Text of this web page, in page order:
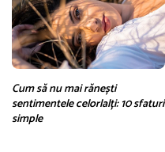
Cum să nu mai rănești
sentimentele celorlalți: 10 sfaturi
simple